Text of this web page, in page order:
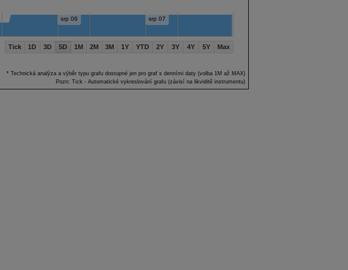
srp 06 srp 07
Tick 1D 3D 5D 1M 2M 3M 1Y YTD 2Y 3Y 4Y 5Y Max
* Technická analýza a výběr typu grafu dostupné jen pro graf s denními daty (volba 1M až MAX)
Pozn: Tick - Automatické vykreslování grafu (závisí na likviditě instrumentu)